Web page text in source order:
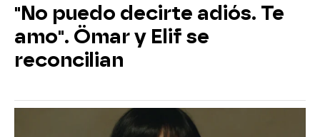
"No puedo decirte adiós. Te
amo". Ömar y Elif se
reconcilian